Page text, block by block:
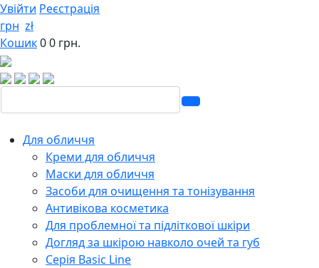
Увійти Реєстрація
грн zł
Кошик00 грн.
Для обличчя
Креми для обличчя
Маски для обличчя
Засоби для очищення та тонізування
Антивікова косметика
Для проблемної та підліткової шкіри
Догляд за шкірою навколо очей та губ
Серія Basic Line